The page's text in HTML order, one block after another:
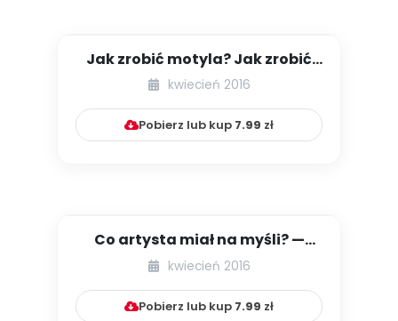
Jak zrobić motyla? Jak zrobić
żabkę? [propozycje plasty...
kwiecień 2016
Pobierz lub kup 7.99 zł
Co artysta miał na myśli? —
czyli kilka słów o sztuce a...
kwiecień 2016
Pobierz lub kup 7.99 zł